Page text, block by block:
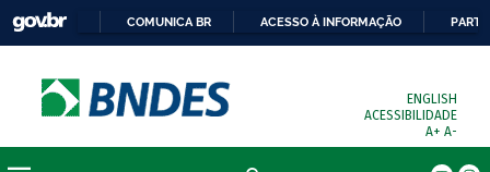
COMUNICA BR ACESSO À INFORMAÇÃO
ENGLISH
ACESSIBILIDADE
A+ A-